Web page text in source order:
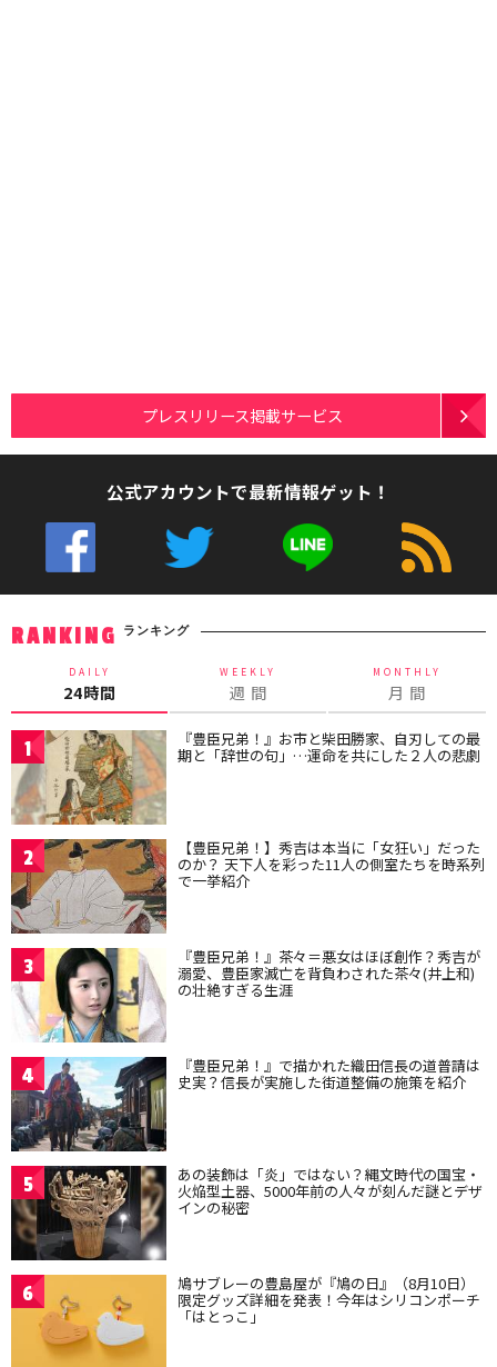
プレスリリース掲載サービス
公式アカウントで最新情報ゲット！
RANKING ランキング
DAILY
24時間
WEEKLY
週 間
MONTHLY
月 間
1 『豊臣兄弟！』お市と柴田勝家、自刃しての最
期と「辞世の句」…運命を共にした２人の悲劇
2 【豊臣兄弟！】秀吉は本当に「女狂い」だった
のか？ 天下人を彩った11人の側室たちを時系列
で一挙紹介
3 『豊臣兄弟！』茶々＝悪女はほぼ創作？秀吉が
溺愛、豊臣家滅亡を背負わされた茶々(井上和)
の壮絶すぎる生涯
4 『豊臣兄弟！』で描かれた織田信長の道普請は
史実？信長が実施した街道整備の施策を紹介
5 あの装飾は「炎」ではない？縄文時代の国宝・
火焔型土器、5000年前の人々が刻んだ謎とデザ
インの秘密
6 鳩サブレーの豊島屋が『鳩の日』（8月10日）
限定グッズ詳細を発表！今年はシリコンポーチ
「はとっこ」